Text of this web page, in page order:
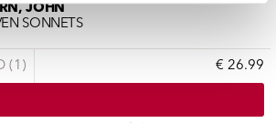
JOHN
SONNETS
(1) € 26.99